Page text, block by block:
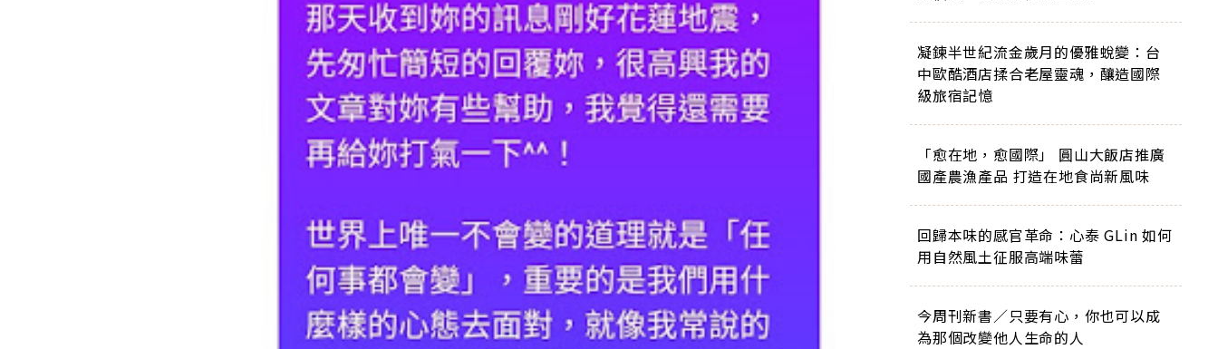
凝鍊半世紀流金歲月的優雅蛻變：台
中歐酷酒店揉合老屋靈魂，釀造國際
級旅宿記憶
「愈在地，愈國際」 圓山大飯店推廣
國產農漁產品 打造在地食尚新風味
回歸本味的感官革命：心泰 GLin 如何
用自然風土征服高端味蕾
今周刊新書／只要有心，你也可以成
為那個改變他人生命的人